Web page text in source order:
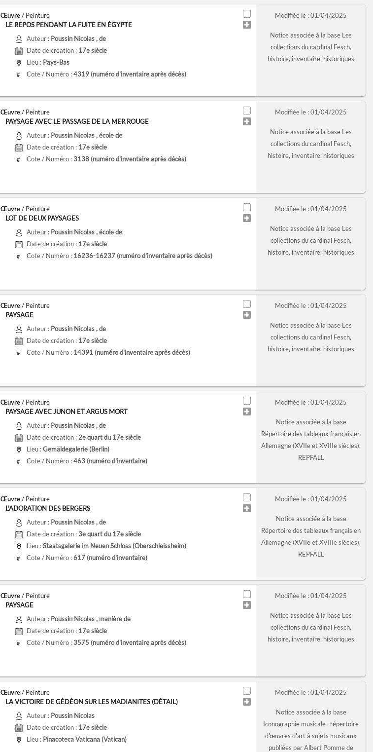
Œuvre/ Peinture
LE REPOS PENDANT LA FUITE EN ÉGYPTE
Auteur : Poussin Nicolas, de
Date de création : 17e siècle
Lieu : Pays-Bas
# Cote / Numéro :4319 (numéro d'inventaire après décès)
Modifiée le : 01/04/2025
Notice associée à la base Les
collections du cardinal Fesch,
histoire, inventaire, historiques
Œuvre/ Peinture
PAYSAGE AVEC LE PASSAGE DE LA MER ROUGE
Auteur : Poussin Nicolas, école de
Date de création : 17e siècle
# Cote / Numéro :3138 (numéro d'inventaire après décès)
Modifiée le : 01/04/2025
Notice associée à la base Les
collections du cardinal Fesch,
histoire, inventaire, historiques
Œuvre/ Peinture
LOT DE DEUX PAYSAGES
Auteur : Poussin Nicolas, école de
Date de création : 17e siècle
# Cote / Numéro : 16236-16237 (numéro d'inventaire après décès)
Modifiée le : 01/04/2025
Notice associée à la base Les
collections du cardinal Fesch,
histoire, inventaire, historiques
Œuvre/ Peinture
PAYSAGE
Auteur : Poussin Nicolas, de
Date de création : 17e siècle
# Cote / Numéro : 14391 (numéro d'inventaire après décès)
Modifiée le : 01/04/2025
Notice associée à la base Les
collections du cardinal Fesch,
histoire, inventaire, historiques
Œuvre/ Peinture
PAYSAGE AVEC JUNON ET ARGUS MORT
Auteur : Poussin Nicolas, de
Date de création : 2e quart du 17e siècle
Lieu :Gemäldegalerie (Berlin)
# Cote / Numéro :463 (numéro d'inventaire)
Modifiée le : 01/04/2025
Notice associée à la base
Répertoire des tableaux français en
Allemagne (XVIIe et XVIIIe siècles),
REPFALL
Œuvre/ Peinture
L'ADORATION DES BERGERS
Auteur : Poussin Nicolas, de
Date de création :3e quart du 17e siècle
Lieu :Staatsgalerie im Neuen Schloss (Oberschleissheim)
# Cote / Numéro :617 (numéro d'inventaire)
Modifiée le : 01/04/2025
Notice associée à la base
Répertoire des tableaux français en
Allemagne (XVIIe et XVIIIe siècles),
REPFALL
Œuvre/ Peinture
PAYSAGE
Auteur : Poussin Nicolas, manière de
Date de création : 17e siècle
# Cote / Numéro :3575 (numéro d'inventaire après décès)
Modifiée le : 01/04/2025
Notice associée à la base Les
collections du cardinal Fesch,
histoire, inventaire, historiques
Œuvre/ Peinture
LA VICTOIRE DE GÉDÉON SUR LES MADIANITES (DÉTAIL)
Auteur : Poussin Nicolas
Date de création : 17e siècle
Lieu : Pinacoteca Vaticana (Vatican)
Modifiée le : 01/04/2025
Notice associée à la base
Iconographie musicale : répertoire
d'œuvres d'art à sujets musicaux
publiées par Albert Pomme de